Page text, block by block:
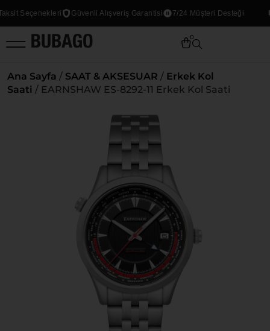
Seçenekleri Güvenli Alışveriş Garantisi 7/24 Müşteri Desteği
0
Ana Sayfa / SAAT & AKSESUAR / Erkek Kol
Saati / EARNSHAW ES-8292-11 Erkek Kol Saati